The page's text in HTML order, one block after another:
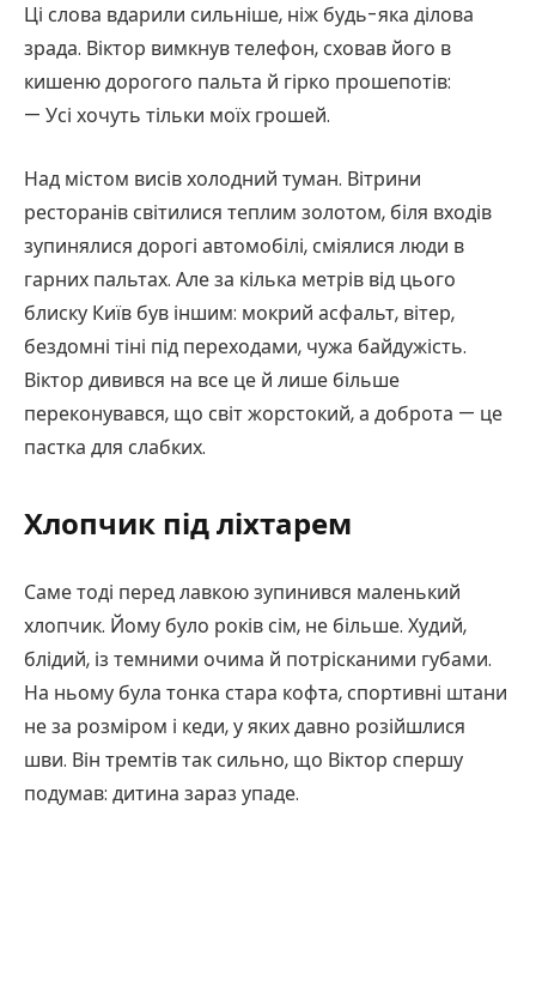
Ці слова вдарили сильніше, ніж будь-яка ділова
зрада. Віктор вимкнув телефон, сховав його в
кишеню дорогого пальта й гірко прошепотів:
— Усі хочуть тільки моїх грошей.
Над містом висів холодний туман. Вітрини
ресторанів світилися теплим золотом, біля входів
зупинялися дорогі автомобілі, сміялися люди в
гарних пальтах. Але за кілька метрів від цього
блиску Київ був іншим: мокрий асфальт, вітер,
бездомні тіні під переходами, чужа байдужість.
Віктор дивився на все це й лише більше
переконувався, що світ жорстокий, а доброта — це
пастка для слабких.
Хлопчик під ліхтарем
Саме тоді перед лавкою зупинився маленький
хлопчик. Йому було років сім, не більше. Худий,
блідий, із темними очима й потрісканими губами.
На ньому була тонка стара кофта, спортивні штани
не за розміром і кеди, у яких давно розійшлися
шви. Він тремтів так сильно, що Віктор спершу
подумав: дитина зараз упаде.